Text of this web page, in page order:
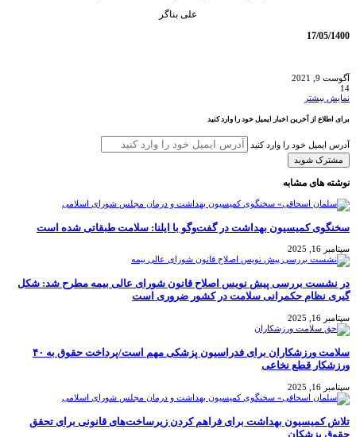
علی بناگر
17/05/1400
آگوست 9, 2021
14
نمایش بیشتر
برای اطلاع از آخرین اخبار ایمیل خود را وارد کنید
آدرس ایمیل خود را وارد کنید
نوشته های مشابه
سخنگوی کمیسیون بهداشت در گفت‌و‌گو با ایلنا: سلامت طبقاتی شده است
سپتامبر 16, 2025
در نشست بررسی پیش نویس اصلاح قانون شورای عالی بیمه مطرح شد: شکل
گیری نظام حکمرانی سلامت در کشور ضروری است
سپتامبر 16, 2025
سلامت ورزشکاران برای فدراسیون پزشکی مهم است/پرداخت حقوق به ۴۰
ورزشکار قطع نخاعی
سپتامبر 16, 2025
تلاش کمیسیون بهداشت برای فراهم کردن زیرساخت‌های قانونی برای تحقق
حقوق پزشکان